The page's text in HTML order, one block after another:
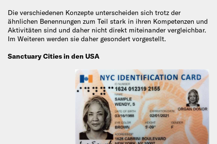
Die verschiedenen Konzepte unterscheiden sich trotz der
ähnlichen Benennungen zum Teil stark in ihren Kompetenzen und
Aktivitäten sind und daher nicht direkt miteinander vergleichbar.
Im Weiteren werden sie daher gesondert vorgestellt.
Sanctuary Cities in den USA